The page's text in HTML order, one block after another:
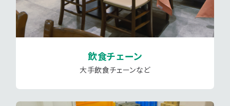
飲食チェーン
大手飲食チェーンなど